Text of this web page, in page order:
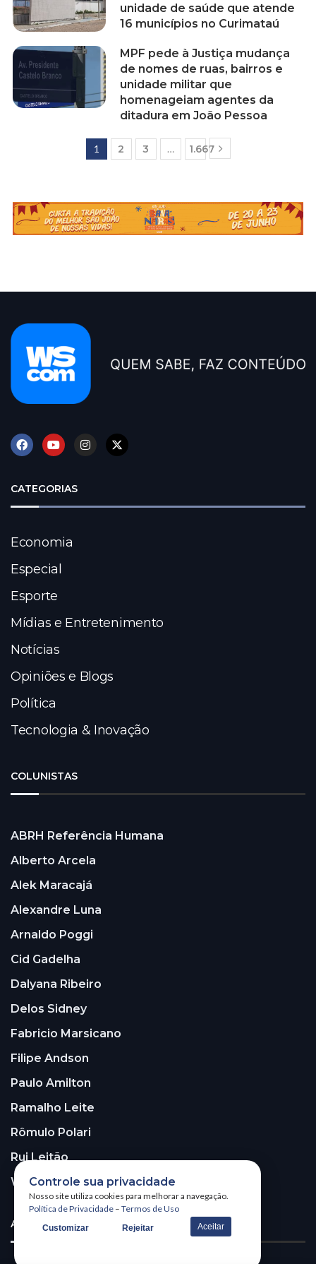
unidade de saúde que atende
16 municípios no Curimataú
MPF pede à Justiça mudança
de nomes de ruas, bairros e
unidade militar que
homenageiam agentes da
ditadura em João Pessoa
1 2 3 … 1.667
CATEGORIAS
Economia
Especial
Esporte
Mídias e Entretenimento
Notícias
Opiniões e Blogs
Política
Tecnologia & Inovação
COLUNISTAS
ABRH Referência Humana
Alberto Arcela
Alek Maracajá
Alexandre Luna
Arnaldo Poggi
Cid Gadelha
Dalyana Ribeiro
Delos Sidney
Fabricio Marsicano
Filipe Andson
Paulo Amilton
Ramalho Leite
Rômulo Polari
Rui Leitão
Walter Santos
ASSINE A NOSSA NEWSLETTER!
Controle sua privacidade
Nosso site utiliza cookies para melhorar a navegação.
Política de Privacidade – Termos de Uso
Customizar Rejeitar Aceitar